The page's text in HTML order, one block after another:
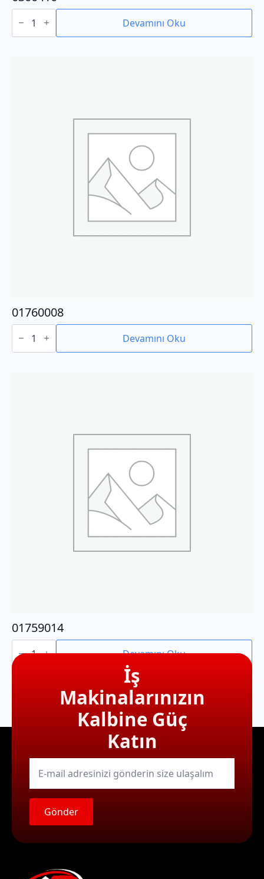
0300410
adet Devamını Oku
01760008
01760008
adet Devamını Oku
01759014
01759014
adet Devamını Oku
İş
Makinalarınızın
Kalbine Güç
Katın
E-
mail
Gönder